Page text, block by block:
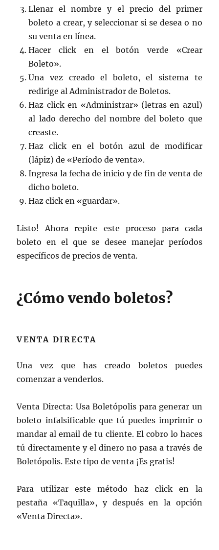
Llenar el nombre y el precio del primer
boleto a crear, y seleccionar si se desea o no
su venta en línea.
Hacer click en el botón verde «Crear
Boleto».
Una vez creado el boleto, el sistema te
redirige al Administrador de Boletos.
Haz click en «Administrar» (letras en azul)
al lado derecho del nombre del boleto que
creaste.
Haz click en el botón azul de modificar
(lápiz) de «Período de venta».
Ingresa la fecha de inicio y de fin de venta de
dicho boleto.
Haz click en «guardar».
Listo! Ahora repite este proceso para cada
boleto en el que se desee manejar períodos
específicos de precios de venta.
¿Cómo vendo boletos?
VENTA DIRECTA
Una vez que has creado boletos puedes
comenzar a venderlos.
Venta Directa: Usa Boletópolis para generar un
boleto infalsificable que tú puedes imprimir o
mandar al email de tu cliente. El cobro lo haces
tú directamente y el dinero no pasa a través de
Boletópolis. Este tipo de venta ¡Es gratis!
Para utilizar este método haz click en la
pestaña «Taquilla», y después en la opción
«Venta Directa».